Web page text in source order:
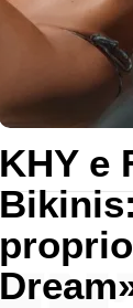
KHY e